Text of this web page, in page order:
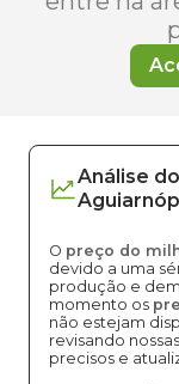
Análise
O preço do
devido a uma
produção e
momento os
não estejam
revisando
precisos e